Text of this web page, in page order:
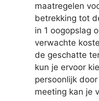
maatregelen
betrekking tot
in 1 oogopslag
verwachte
de geschatte
kun je ervoor
persoonlijk
meeting kan je